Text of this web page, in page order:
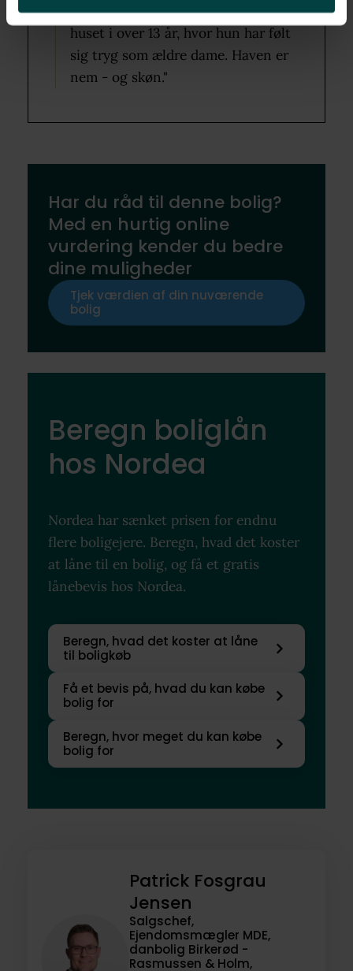
plads. Vores mor har boet alene i
huset i over 13 år, hvor hun har følt
sig tryg som ældre dame. Haven er
nem - og skøn."
Har du råd til denne bolig?
Med en hurtig online
vurdering kender du bedre
dine muligheder
Tjek værdien af din nuværende
bolig
Beregn boliglån
hos Nordea
Nordea har sænket prisen for endnu
flere boligejere. Beregn, hvad det koster
at låne til en bolig, og få et gratis
lånebevis hos Nordea.
Beregn, hvad det koster at låne
til boligkøb
Få et bevis på, hvad du kan købe
bolig for
Beregn, hvor meget du kan købe
bolig for
Patrick Fosgrau
Jensen
Salgschef,
Ejendomsmægler MDE,
danbolig Birkerød -
Rasmussen & Holm,